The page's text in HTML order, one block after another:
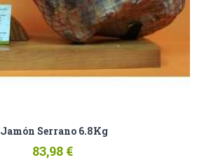
Jamón Serrano 6.8Kg
83,98 €